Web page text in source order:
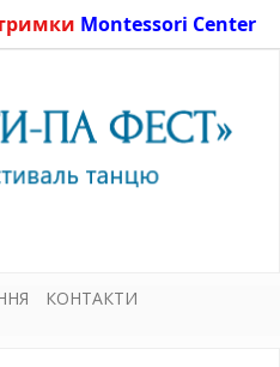
Montessori Center
КОНТАКТИ